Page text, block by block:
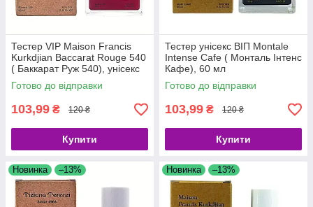
Тестер VIP Maison Francis
Kurkdjian Baccarat Rouge 540
( Баккарат Руж 540), унісекс
60 мл червоний
Готово до відправки
103,99 ₴ 120 ₴
Купити
Тестер унісекс ВІП Montale
Intense Cafe ( Монталь Інтенс
Кафе), 60 мл
Готово до відправки
103,99 ₴ 120 ₴
Купити
Новинка –13% Новинка –13%